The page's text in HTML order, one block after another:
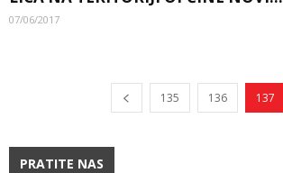
07/06/2017
135 136 137
PRATITE NAS